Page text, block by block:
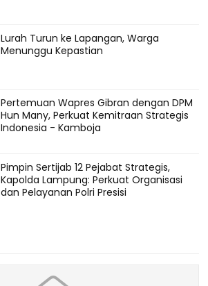
Lurah Turun ke Lapangan, Warga
Menunggu Kepastian
Pertemuan Wapres Gibran dengan DPM
Hun Many, Perkuat Kemitraan Strategis
Indonesia - Kamboja
Pimpin Sertijab 12 Pejabat Strategis,
Kapolda Lampung: Perkuat Organisasi
dan Pelayanan Polri Presisi